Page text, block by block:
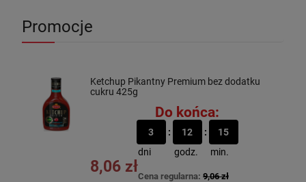
Promocje
Ketchup Pikantny Premium bez dodatku
cukru 425g
Do końca:
3
dni
12
godz.
15
min.
8,06 zł
Cena regularna: 9,06 zł